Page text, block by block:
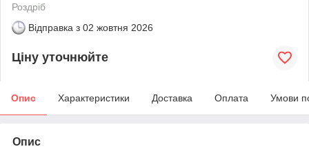
Роздріб
Відправка з 02 жовтня 2026
Ціну уточнюйте
Опис Характеристики Доставка Оплата Умови
Опис